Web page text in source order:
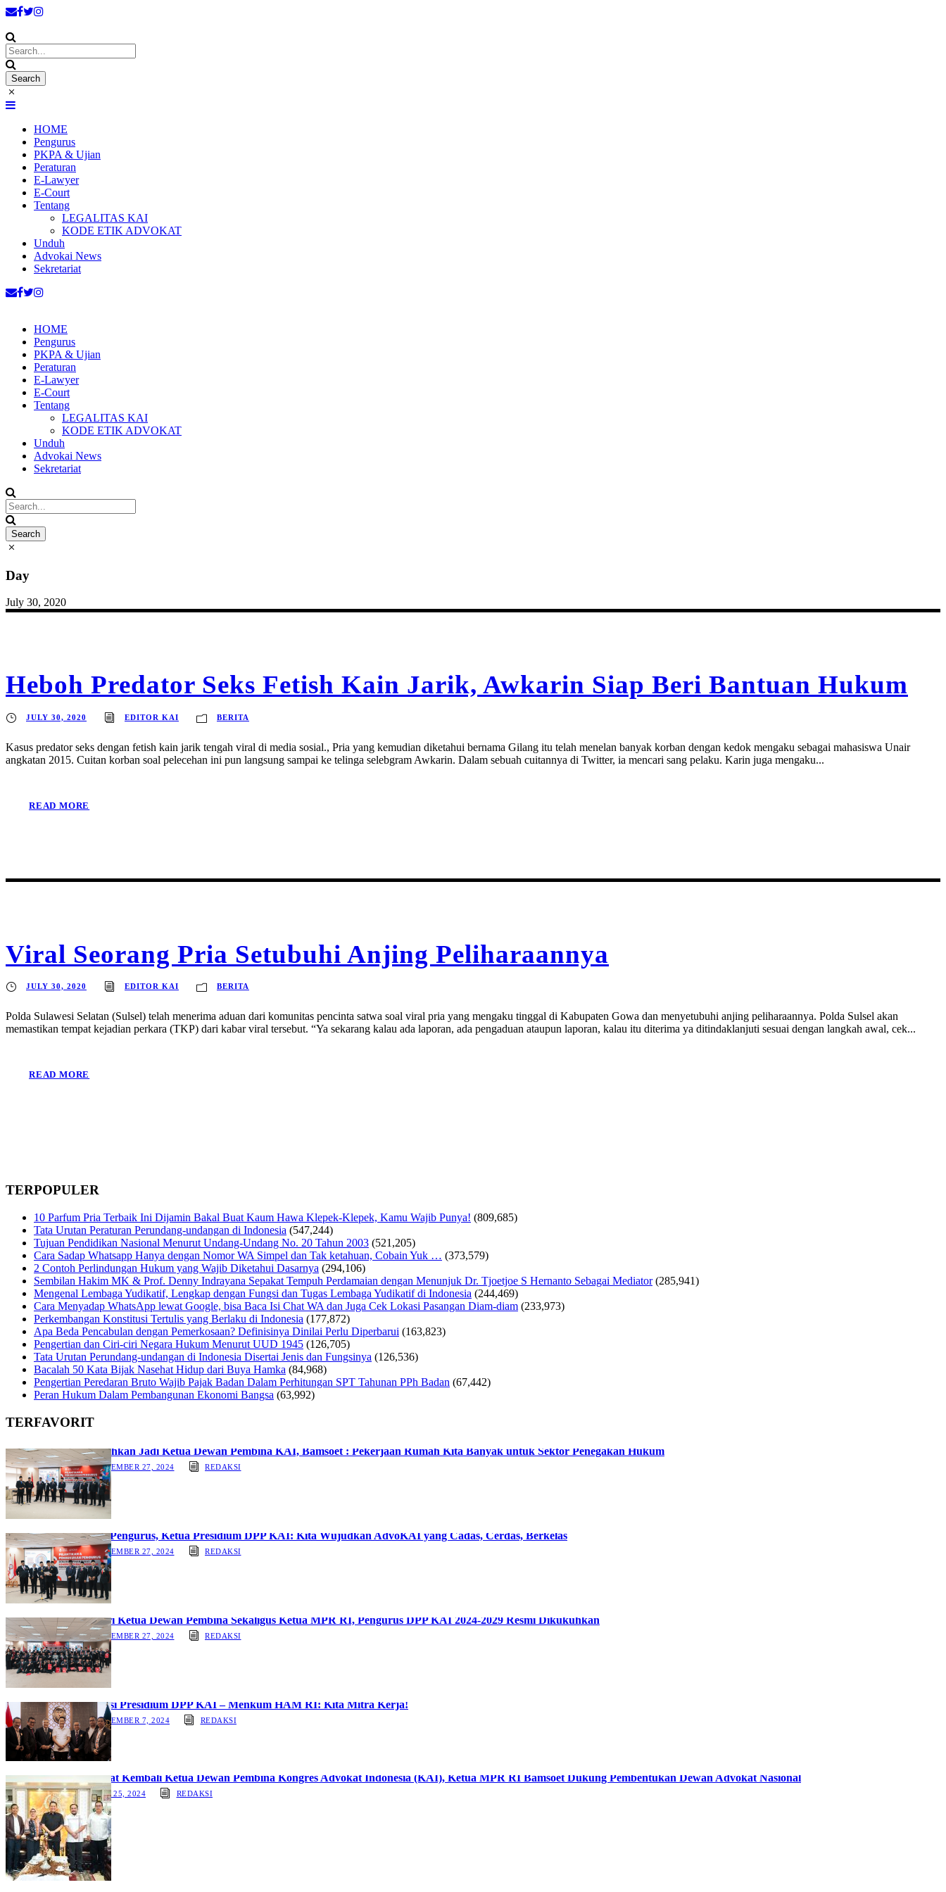
HOME
Pengurus
PKPA & Ujian
Peraturan
E-Lawyer
E-Court
Tentang
LEGALITAS KAI
KODE ETIK ADVOKAT
Unduh
Advokai News
Sekretariat
HOME
Pengurus
PKPA & Ujian
Peraturan
E-Lawyer
E-Court
Tentang
LEGALITAS KAI
KODE ETIK ADVOKAT
Unduh
Advokai News
Sekretariat
Day
July 30, 2020
Heboh Predator Seks Fetish Kain Jarik, Awkarin Siap Beri Bantuan Hukum
JULY 30, 2020 EDITOR KAI BERITA
Kasus predator seks dengan fetish kain jarik tengah viral di media sosial., Pria yang kemudian diketahui bernama Gilang itu telah menelan banyak korban dengan kedok mengaku sebagai mahasiswa Unair
angkatan 2015. Cuitan korban soal pelecehan ini pun langsung sampai ke telinga selebgram Awkarin. Dalam sebuah cuitannya di Twitter, ia mencari sang pelaku. Karin juga mengaku...
READ MORE
Viral Seorang Pria Setubuhi Anjing Peliharaannya
JULY 30, 2020 EDITOR KAI BERITA
Polda Sulawesi Selatan (Sulsel) telah menerima aduan dari komunitas pencinta satwa soal viral pria yang mengaku tinggal di Kabupaten Gowa dan menyetubuhi anjing peliharaannya. Polda Sulsel akan
memastikan tempat kejadian perkara (TKP) dari kabar viral tersebut. “Ya sekarang kalau ada laporan, ada pengaduan ataupun laporan, kalau itu diterima ya ditindaklanjuti sesuai dengan langkah awal, cek...
READ MORE
TERPOPULER
10 Parfum Pria Terbaik Ini Dijamin Bakal Buat Kaum Hawa Klepek-Klepek, Kamu Wajib Punya! (809,685)
Tata Urutan Peraturan Perundang-undangan di Indonesia (547,244)
Tujuan Pendidikan Nasional Menurut Undang-Undang No. 20 Tahun 2003 (521,205)
Cara Sadap Whatsapp Hanya dengan Nomor WA Simpel dan Tak ketahuan, Cobain Yuk … (373,579)
2 Contoh Perlindungan Hukum yang Wajib Diketahui Dasarnya (294,106)
Sembilan Hakim MK & Prof. Denny Indrayana Sepakat Tempuh Perdamaian dengan Menunjuk Dr. Tjoetjoe S Hernanto Sebagai Mediator (285,941)
Mengenal Lembaga Yudikatif, Lengkap dengan Fungsi dan Tugas Lembaga Yudikatif di Indonesia (244,469)
Cara Menyadap WhatsApp lewat Google, bisa Baca Isi Chat WA dan Juga Cek Lokasi Pasangan Diam-diam (233,973)
Perkembangan Konstitusi Tertulis yang Berlaku di Indonesia (177,872)
Apa Beda Pencabulan dengan Pemerkosaan? Definisinya Dinilai Perlu Diperbarui (163,823)
Pengertian dan Ciri-ciri Negara Hukum Menurut UUD 1945 (126,705)
Tata Urutan Perundang-undangan di Indonesia Disertai Jenis dan Fungsinya (126,536)
Bacalah 50 Kata Bijak Nasehat Hidup dari Buya Hamka (84,968)
Pengertian Peredaran Bruto Wajib Pajak Badan Dalam Perhitungan SPT Tahunan PPh Badan (67,442)
Peran Hukum Dalam Pembangunan Ekonomi Bangsa (63,992)
TERFAVORIT
Dikukuhkan Jadi Ketua Dewan Pembina KAI, Bamsoet : Pekerjaan Rumah Kita Banyak untuk Sektor Penegakan Hukum
SEPTEMBER 27, 2024 REDAKSI
Lantik Pengurus, Ketua Presidium DPP KAI: Kita Wujudkan AdvoKAI yang Cadas, Cerdas, Berkelas
SEPTEMBER 27, 2024 REDAKSI
Dihadiri Ketua Dewan Pembina Sekaligus Ketua MPR RI, Pengurus DPP KAI 2024-2029 Resmi Dikukuhkan
SEPTEMBER 27, 2024 REDAKSI
Audiensi Presidium DPP KAI – Menkum HAM RI: Kita Mitra Kerja!
SEPTEMBER 7, 2024 REDAKSI
Diangkat Kembali Ketua Dewan Pembina Kongres Advokat Indonesia (KAI), Ketua MPR RI Bamsoet Dukung Pembentukan Dewan Advokat Nasional
JULY 25, 2024 REDAKSI